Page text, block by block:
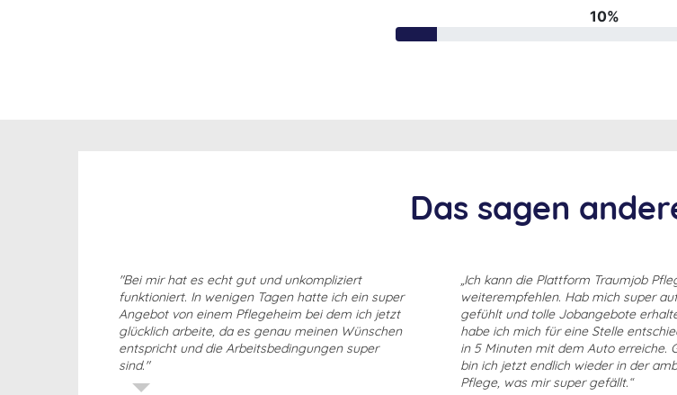
Das sagen
"Bei mir hat es echt gut und unkompliziert
funktioniert. In wenigen Tagen hatte ich ein super
Angebot von einem Pflegeheim bei dem ich jetzt
glücklich arbeite, da es genau meinen Wünschen
entspricht und die Arbeitsbedingungen super
sind."
„Ich kann die Plattform Traumjob
weiterempfehlen. Hab mich super
gefühlt und tolle Jobangebote
habe ich mich für eine Stelle
in 5 Minuten mit dem Auto erreiche.
bin ich jetzt endlich wieder in der
Pflege, was mir super gefällt.“